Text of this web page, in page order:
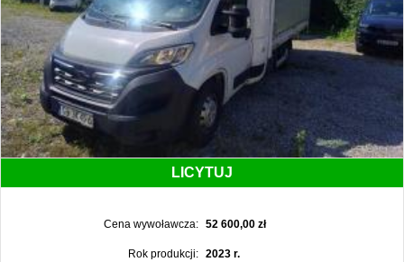
LICYTUJ
Cena wywoławcza: 52 600,00 zł
Rok produkcji:
2023 r.